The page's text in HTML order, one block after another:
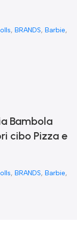
, BRANDS, Barbie,
Bambola
cibo Pizza e
, BRANDS, Barbie,